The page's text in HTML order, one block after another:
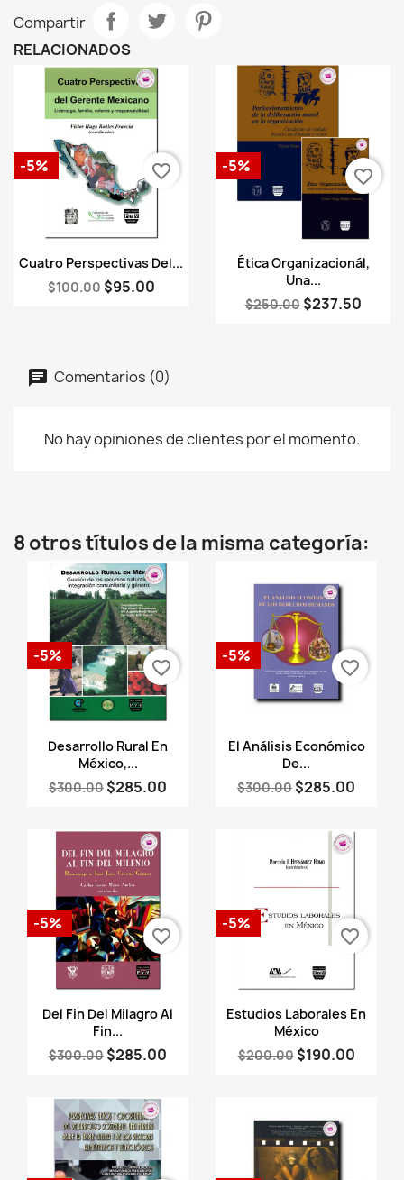
Compartir
RELACIONADOS
Vista rápida
Cuatro Perspectivas Del...
$100.00 $95.00
-5% favorite_border
Vista rápida
Ética Organizacionál,
Una...
$250.00 $237.50
-5%
favorite_border
Comentarios (0)
No hay opiniones de clientes por el momento.
8 otros títulos de la misma categoría:
Vista rápida
Desarrollo Rural En
México,...
$300.00 $285.00
-5%
favorite_border
Vista rápida
El Análisis Económico
De...
$300.00 $285.00
-5%
favorite_border
Vista rápida
Del Fin Del Milagro Al
Fin...
$300.00 $285.00
-5%
favorite_border
Vista rápida
Estudios Laborales En
México
$200.00 $190.00
-5%
favorite_border